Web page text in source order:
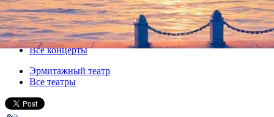
18 марта 2012, воскресенье,19.00
Версия для печати
Все концерты
Эрмитажный театр
Все театры